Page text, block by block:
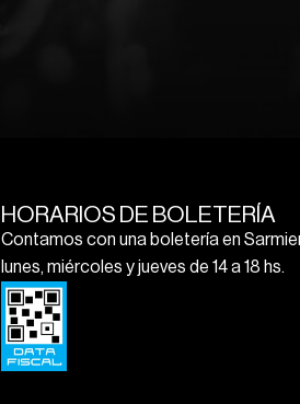
HORARIOS DE BOLETERÍA
Contamos con una boletería en
lunes, miércoles y jueves de 14 a 18 hs.